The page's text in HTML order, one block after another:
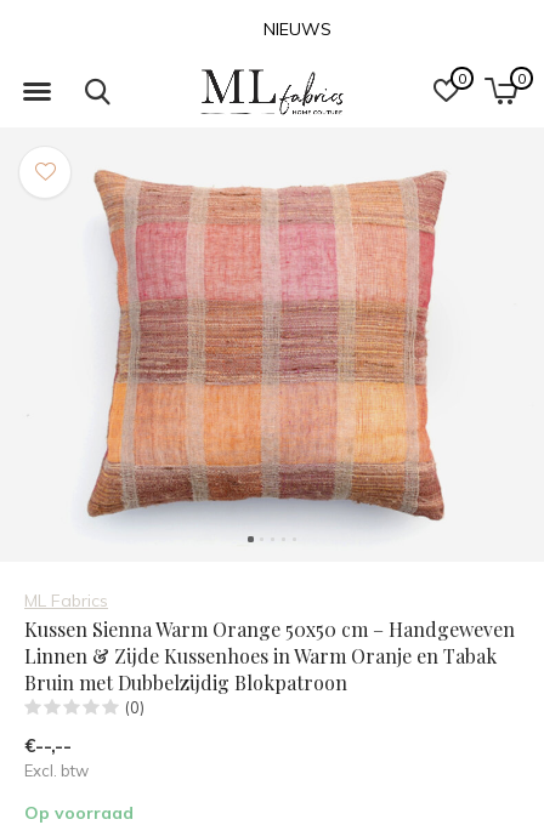
0 0
NIEUWS
ML Fabrics
Kussen Sienna Warm Orange 50x50 cm – Handgeweven
Linnen & Zijde Kussenhoes in Warm Oranje en Tabak
Bruin met Dubbelzijdig Blokpatroon
(0)
€--,--
Excl. btw
Op voorraad